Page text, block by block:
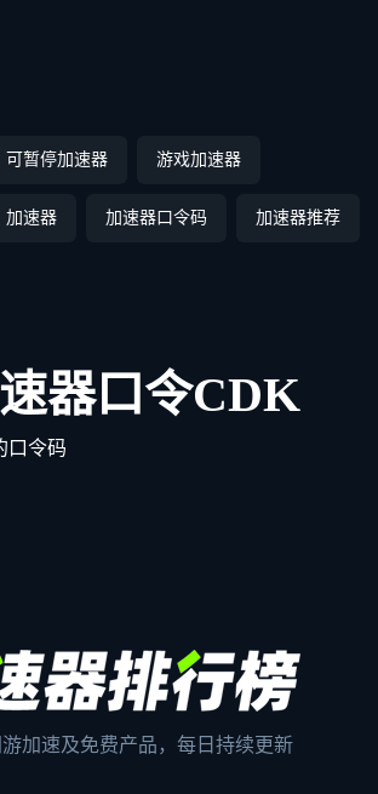
可暂停加速器 游戏加速器
加速器 加速器口令码 加速器推荐
器口令CDK
口令码
加速及免费产品，每日持续更新